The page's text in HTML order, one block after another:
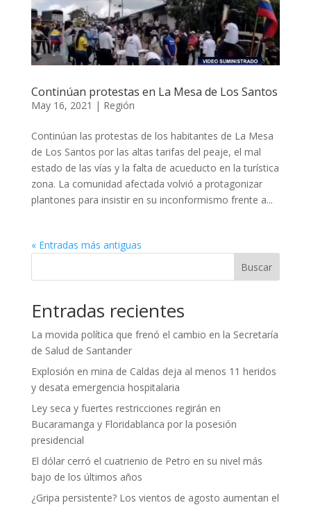
Continúan protestas en La Mesa de Los Santos
May 16, 2021 | Región
Continúan las protestas de los habitantes de La Mesa
de Los Santos por las altas tarifas del peaje, el mal
estado de las vías y la falta de acueducto en la turística
zona. La comunidad afectada volvió a protagonizar
plantones para insistir en su inconformismo frente a...
« Entradas más antiguas
Buscar
Entradas recientes
La movida política que frenó el cambio en la Secretaría
de Salud de Santander
Explosión en mina de Caldas deja al menos 11 heridos
y desata emergencia hospitalaria
Ley seca y fuertes restricciones regirán en
Bucaramanga y Floridablanca por la posesión
presidencial
El dólar cerró el cuatrienio de Petro en su nivel más
bajo de los últimos años
¿Gripa persistente? Los vientos de agosto aumentan el